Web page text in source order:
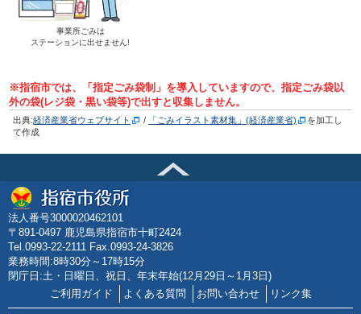
事業所ごみは
ステーションに出せません!
※指宿市では、「指定ごみ袋制」を導入していますので、指定ごみ袋以
外の袋(レジ袋・黒い袋等)で出すと収集しません。
出典:経済産業省ウェブサイト / 「ごみイラスト素材集」(経済産業省)
を加工し
て作成
法人番号3000020462101
〒891-0497 鹿児島県指宿市十町2424
Tel.0993-22-2111 Fax.0993-24-3826
業務時間:8時30分～17時15分
閉庁日:土・日曜日、祝日、年末年始(12月29日～1月3日)
ご利用ガイド
よくある質問 お問い合わせ リンク集